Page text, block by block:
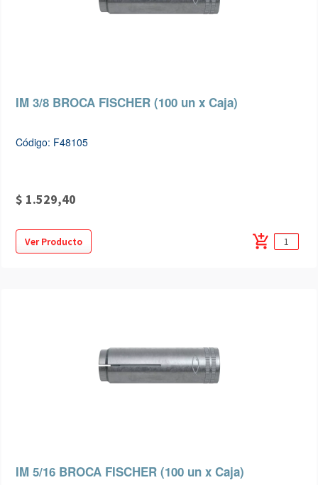
IM 3/8 BROCA FISCHER (100 un x Caja)
Código: F48105
$ 1.529,40
Ver Producto add_shopping_cart
IM 5/16 BROCA FISCHER (100 un x Caja)